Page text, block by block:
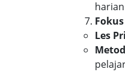
Les